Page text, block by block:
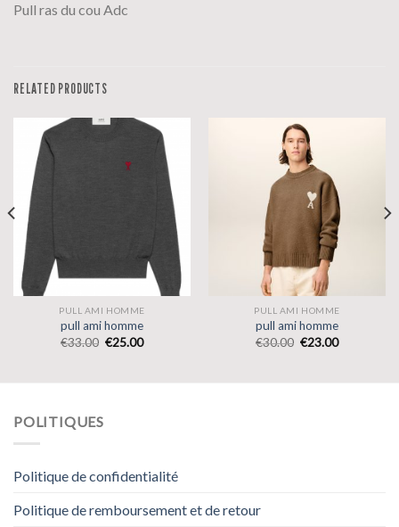
Pull ras du cou Adc
RELATED PRODUCTS
PULL AMI HOMME
pull ami homme
€33.00 €25.00
PULL AMI HOMME
pull ami homme
€30.00 €23.00
POLITIQUES
Politique de confidentialité
Politique de remboursement et de retour